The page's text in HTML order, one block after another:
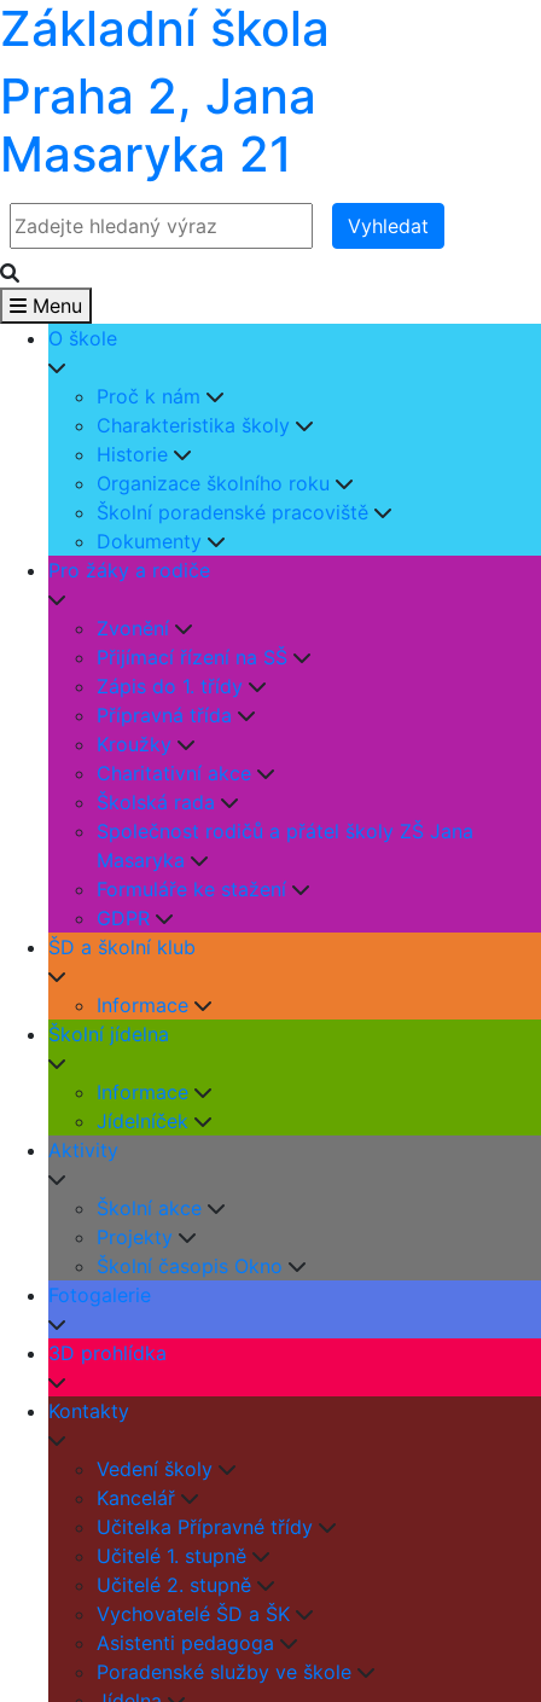
Základní škola
Praha 2, Jana
Masaryka 21
Vyhledat
Menu
O škole
Proč k nám
Charakteristika školy
Historie
Organizace školního roku
Školní poradenské pracoviště
Dokumenty
Pro žáky a rodiče
Zvonění
Přijímací řízení na SŠ
Zápis do 1. třídy
Přípravná třída
Kroužky
Charitativní akce
Školská rada
Společnost rodičů a přátel školy ZŠ Jana
Masaryka
Formuláře ke stažení
GDPR
ŠD a školní klub
Informace
Školní jídelna
Informace
Jídelníček
Aktivity
Školní akce
Projekty
Školní časopis Okno
Fotogalerie
3D prohlídka
Kontakty
Vedení školy
Kancelář
Učitelka Přípravné třídy
Učitelé 1. stupně
Učitelé 2. stupně
Vychovatelé ŠD a ŠK
Asistenti pedagoga
Poradenské služby ve škole